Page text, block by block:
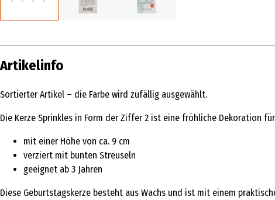
Artikelinfo
Sortierter Artikel – die Farbe wird zufällig ausgewählt.
Die Kerze Sprinkles in Form der Ziffer 2 ist eine fröhliche Dekoration
mit einer Höhe von ca. 9 cm
verziert mit bunten Streuseln
geeignet ab 3 Jahren
Diese Geburtstagskerze besteht aus Wachs und ist mit einem